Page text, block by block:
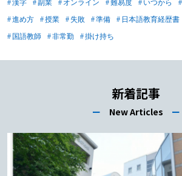
入・待遇面 常勤講師は月給制で、基
本給に加えて賞与や各種手当が支給さ
担当コマ数に応じた時給制となるた
め、授業がない長期休暇中は収入が大
も限定的な待遇となることが多いた
め、自身で社会保険に加入するケース
もあります。なお、非常勤日本語教師
漢字
副業 オンライン 難易度 いつから
進め方
授業 失敗 準備 日本語教育経歴書
国語教師
非常勤 掛け持ち
新着記事
ー New Articles ー